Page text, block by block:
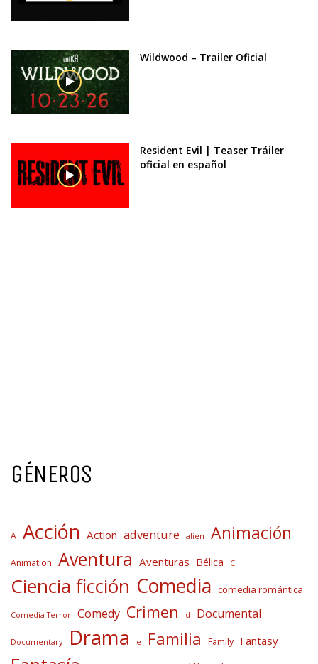
Wildwood – Trailer Oficial
Resident Evil | Teaser Tráiler
oficial en español
GÉNEROS
A Acción Action adventure alien Animación
Animation Aventura Aventuras Bélica C
Ciencia ficción Comedia comedia romántica
Comedia Terror Comedy Crimen d Documental
Documentary Drama e Familia Family Fantasy